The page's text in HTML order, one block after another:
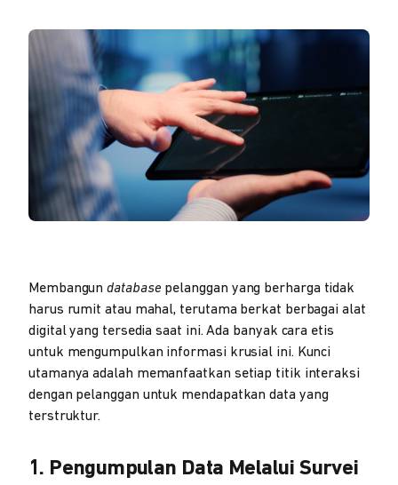
Membangundatabase pelanggan yang berharga tidak
harus rumit atau mahal, terutama berkat berbagai alat
digital yang tersedia saat ini. Ada banyak cara etis
untuk mengumpulkan informasi krusial ini. Kunci
utamanya adalah memanfaatkan setiap titik interaksi
dengan pelanggan untuk mendapatkan data yang
terstruktur.
1. Pengumpulan Data Melalui Survei